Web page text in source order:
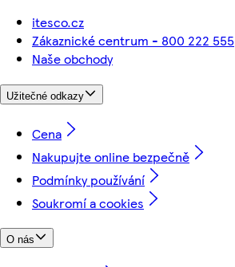
itesco.cz
Zákaznické centrum - 800 222 555
Naše obchody
Užitečné odkazy
Cena
Nakupujte online bezpečně
Podmínky používání
Soukromí a cookies
O nás